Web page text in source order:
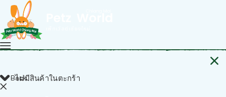
ไม่มีสินค้าในตะกร้า
Back